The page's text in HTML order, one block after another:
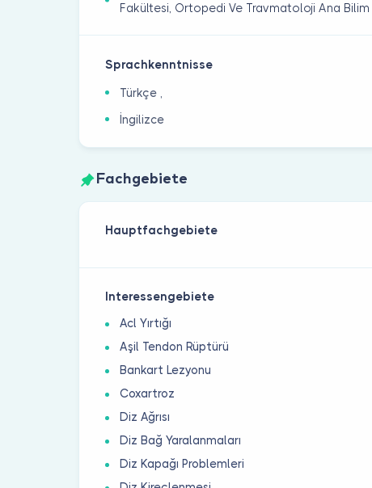
Fakültesi, Ortopedi Ve Travmatoloji Ana Bilim
Sprachkenntnisse
Türkçe ,
İngilizce
Fachgebiete
Hauptfachgebiete
Interessengebiete
Acl Yırtığı
Aşil Tendon Rüptürü
Bankart Lezyonu
Coxartroz
Diz Ağrısı
Diz Bağ Yaralanmaları
Diz Kapağı Problemleri